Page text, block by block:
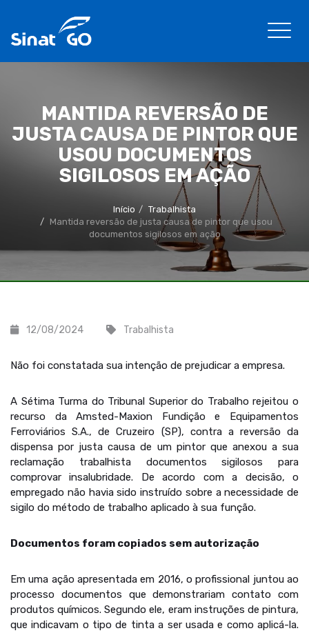
MANTIDA REVERSÃO DE
JUSTA CAUSA DE PINTOR QUE
USOU DOCUMENTOS
SIGILOSOS EM AÇÃO
Início
Trabalhista
Mantida reversão de justa causa de pintor que usou
documentos sigilosos em ação
12/08/2024 Trabalhista
Não foi constatada sua intenção de prejudicar a empresa.
A Sétima Turma do Tribunal Superior do Trabalho rejeitou o
recurso da Amsted-Maxion Fundição e Equipamentos
Ferroviários S.A., de Cruzeiro (SP), contra a reversão da
dispensa por justa causa de um pintor que anexou a sua
reclamação trabalhista documentos sigilosos para
comprovar insalubridade. De acordo com a decisão, o
empregado não havia sido instruído sobre a necessidade de
sigilo do método de trabalho aplicado à sua função.
Documentos foram copiados sem autorização
Em uma ação apresentada em 2016, o profissional juntou ao
processo documentos que demonstrariam contato com
produtos químicos. Segundo ele, eram instruções de pintura,
que indicavam o tipo de tinta a ser usada e como aplicá-la.